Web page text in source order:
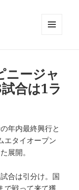
ニージャ
合は1ラ
年内最終興行と
エタイオープン
展開。
合は引分け。国